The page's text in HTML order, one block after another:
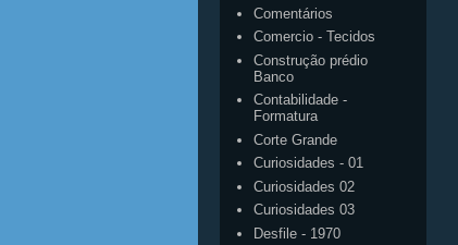
Comentários
Comercio - Tecidos
Construção prédio
Banco
Contabilidade -
Formatura
Corte Grande
Curiosidades - 01
Curiosidades 02
Curiosidades 03
Desfile - 1970